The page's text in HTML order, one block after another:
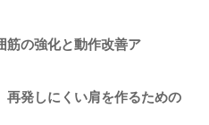
筋の強化と動作改善ア
再発しにくい肩を作るための